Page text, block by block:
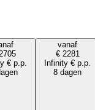
€ p.p.
vanaf
€ 2281
Infinity € p.p.
8 dagen